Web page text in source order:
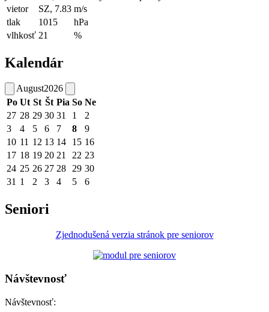
vietor
SZ, 7.83 m/s
tlak
1015
hPa
vlhkosť 21 %
Kalendár
August2026
Po Ut St Št Pia So Ne
27 28 29 30 31 1
2
3
4 5 6 7 8
9
10 11 12 13 14 15 16
17 18 19 20 21 22 23
24 25 26 27 28 29 30
31 1 2 3 4 5 6
Seniori
Zjednodušená verzia stránok pre seniorov
Návštevnosť
Návštevnosť: